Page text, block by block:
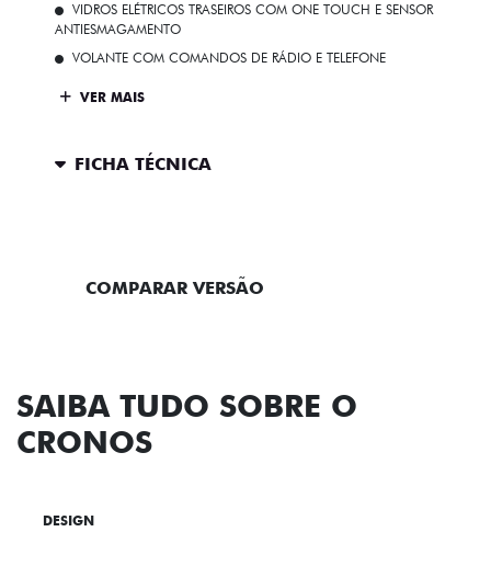
VIDROS ELÉTRICOS TRASEIROS COM ONE TOUCH E SENSOR
ANTIESMAGAMENTO
VOLANTE COM COMANDOS DE RÁDIO E TELEFONE
VER MAIS
FICHA TÉCNICA
COMPARAR VERSÃO
SAIBA TUDO SOBRE O
CRONOS
DESIGN